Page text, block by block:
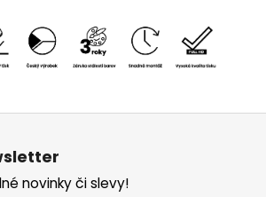
novinky či slevy!